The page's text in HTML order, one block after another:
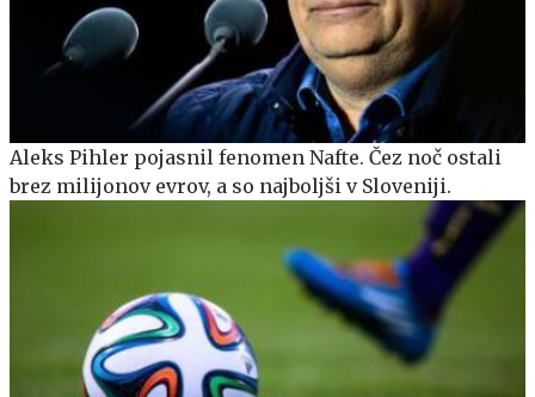
Aleks Pihler pojasnil fenomen Nafte. Čez noč ostali
brez milijonov evrov, a so najboljši v Sloveniji.